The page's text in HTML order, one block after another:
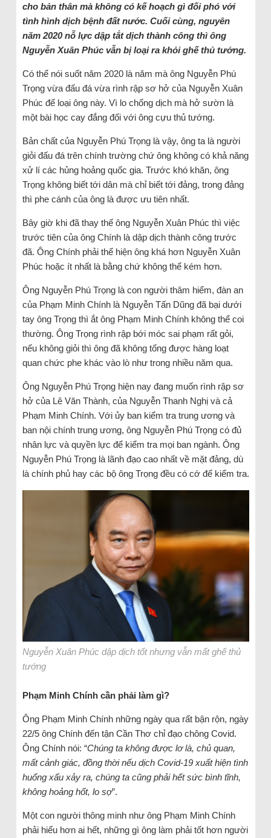
cho bản thân mà không có kế hoạch gì đối phó với
tình hình dịch bệnh đất nước. Cuối cùng, nguyên
năm 2020 nỗ lực dập tắt dịch thành công thì ông
Nguyễn Xuân Phúc vẫn bị loại ra khỏi ghế thủ tướng.
Có thể nói suốt năm 2020 là năm mà ông Nguyễn Phú
Trọng vừa đấu đá vừa rình rập sơ hở của Nguyễn Xuân
Phúc để loại ông này. Vì lo chống dịch mà hở sườn là
một bài học cay đắng đối với ông cựu thủ tướng.
Bản chất của Nguyễn Phú Trọng là vậy, ông ta là người
giỏi đấu đá trên chính trường chứ ông không có khả năng
xử lí các hủng hoảng quốc gia. Trước khó khăn, ông
Trọng không biết tới dân mà chỉ biết tới đảng, trong đảng
thì phe cánh của ông là được ưu tiên nhất.
Bây giờ khi đã thay thế ông Nguyễn Xuân Phúc thì việc
trước tiên của ông Chính là dập dịch thành công trước
đã. Ông Chính phải thể hiện ông khá hơn Nguyễn Xuân
Phúc hoặc ít nhất là bằng chứ không thể kém hơn.
Ông Nguyễn Phú Trọng là con người thâm hiểm, đàn an
của Phạm Minh Chính là Nguyễn Tấn Dũng đã bại dưới
tay ông Trọng thì ắt ông Phạm Minh Chính không thể coi
thường. Ông Trọng rình rập bới móc sai phạm rất gỏi,
nếu không giỏi thì ông đã không tống được hàng loạt
quan chức phe khác vào lò như trong nhiều năm qua.
Ông Nguyễn Phú Trọng hiện nay đang muốn rình rập sơ
hở của Lê Văn Thành, của Nguyễn Thanh Nghị và cả
Phạm Minh Chính. Với ủy ban kiểm tra trung ương và
ban nội chính trung ương, ông Nguyễn Phú Trọng có đủ
nhân lực và quyền lực để kiểm tra mọi ban ngành. Ông
Nguyễn Phú Trọng là lãnh đạo cao nhất về mặt đảng, dù
là chính phủ hay các bộ ông Trọng đều có cớ để kiểm tra.
Nguyễn Xuân Phúc dập dịch tốt nhưng vẫn mất ghế thủ
tướng
Phạm Minh Chính cần phải làm gì?
Ông Phạm Minh Chính những ngày qua rất bận rộn, ngày
22/5 ông Chính đến tận Cần Thơ chỉ đạo chông Covid.
Ông Chính nói: “Chúng ta không được lơ là, chủ quan,
mất cảnh giác, đồng thời nếu dịch Covid-19 xuất hiện tình
huống xấu xảy ra, chúng ta cũng phải hết sức bình tĩnh,
không hoảng hốt, lo sợ”.
Một con người thông minh như ông Phạm Minh Chính
phải hiểu hơn ai hết, những gì ông làm phải tốt hơn người